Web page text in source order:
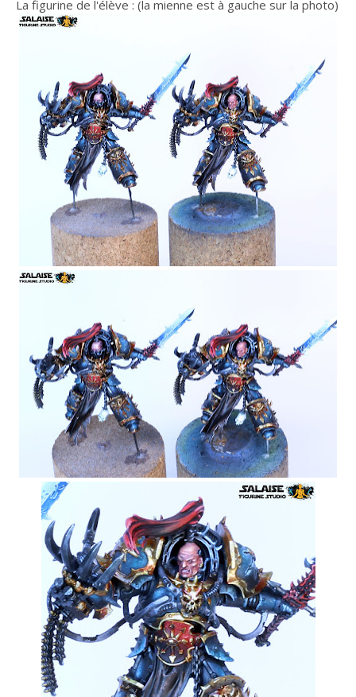
La figurine de l'élève : (la mienne est à gauche sur la photo)